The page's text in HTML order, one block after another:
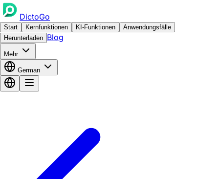
DictoGo
Start Kernfunktionen KI-Funktionen
Anwendungsfälle
Herunterladen Blog
Mehr
German